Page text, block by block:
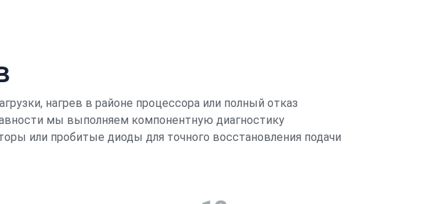
нагрев в районе процессора или полный отказ
мы выполняем компонентную диагностику
или пробитые диоды для точного восстановления подачи